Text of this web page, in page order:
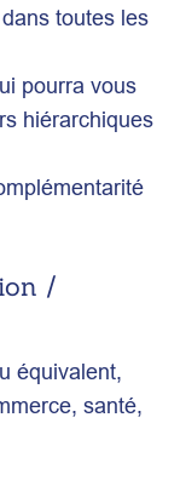
toutes les
pourra vous
hiérarchiques
/
équivalent,
santé,